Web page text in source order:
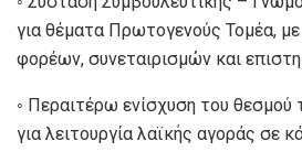
για θέματα Πρωτογενούς Τομέα,
φορέων, συνεταιρισμών και
◦ Περαιτέρω ενίσχυση του
για λειτουργία λαϊκής αγοράς σε